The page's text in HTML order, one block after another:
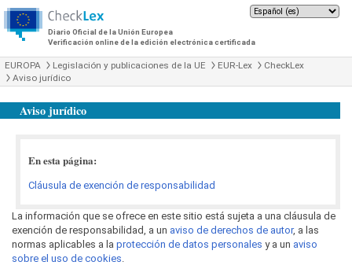
Diario Oficial de la Unión Europea
Verificación online de la edición electrónica certificada
EUROPA Legislación y publicaciones de la UE EUR-Lex
CheckLex
Aviso jurídico
Aviso jurídico
En esta página:
Cláusula de exención de responsabilidad
La información que se ofrece en este sitio está sujeta a una cláusula de
exención de responsabilidad, a un aviso de derechos de autor, a las
normas aplicables a la protección de datos personales y a un aviso
sobre el uso de cookies.